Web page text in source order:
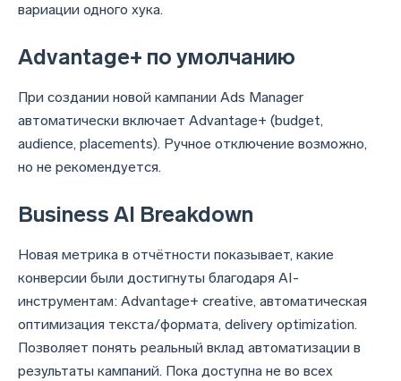
вариации одного хука.
Advantage+ по умолчанию
При создании новой кампании Ads Manager
автоматически включает Advantage+ (budget,
audience, placements). Ручное отключение возможно,
но не рекомендуется.
Business AI Breakdown
Новая метрика в отчётности показывает, какие
конверсии были достигнуты благодаря AI-
инструментам: Advantage+ creative, автоматическая
оптимизация текста/формата, delivery optimization.
Позволяет понять реальный вклад автоматизации в
результаты кампаний. Пока доступна не во всех